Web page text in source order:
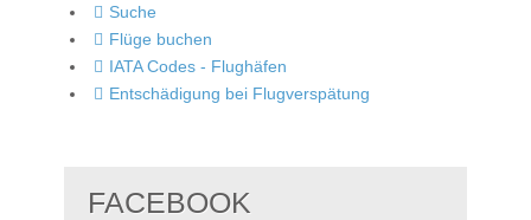
Suche
Flüge buchen
IATA Codes - Flughäfen
Entschädigung bei Flugverspätung
FACEBOOK